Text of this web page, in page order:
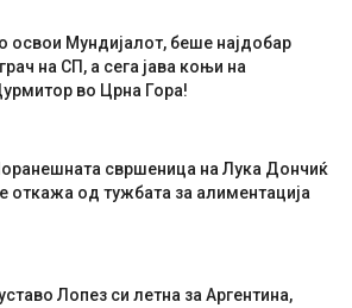
освои Мундијалот, беше најдобар
на СП, а сега јава коњи на
во Црна Гора!
свршеница на Лука Дончиќ
откажа од тужбата за алиментација
Лопез си летна за Аргентина,